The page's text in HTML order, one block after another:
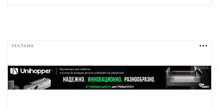
РЕКЛАМА